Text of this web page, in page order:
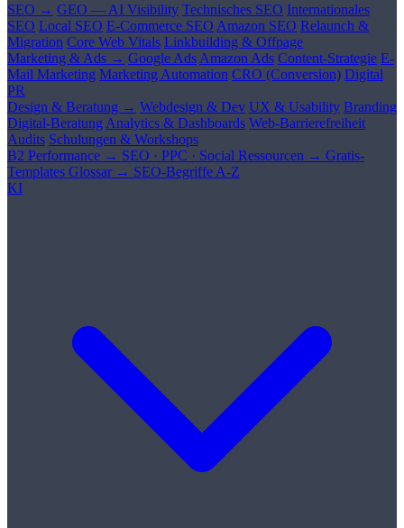
SEO → GEO — AI Visibility Technisches SEO Internationales
SEO Local SEO E-Commerce SEO Amazon SEO Relaunch &
Migration Core Web Vitals Linkbuilding & Offpage
Marketing & Ads → Google Ads Amazon Ads Content-Strategie E-
Mail Marketing Marketing Automation CRO (Conversion) Digital
PR
Design & Beratung → Webdesign & Dev UX & Usability Branding
Digital-Beratung Analytics & Dashboards Web-Barrierefreiheit
Audits Schulungen & Workshops
B2 Performance → SEO · PPC · Social Ressourcen → Gratis-
Templates Glossar → SEO-Begriffe A-Z
KI